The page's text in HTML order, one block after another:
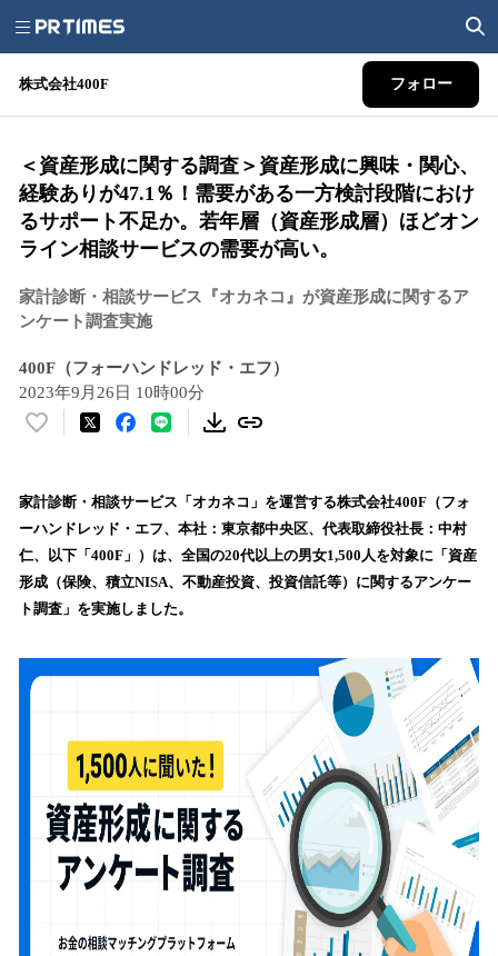
株式会社400F フォロー
＜資産形成に関する調査＞資産形成に興味・関心、
経験ありが47.1％！需要がある一方検討段階におけ
るサポート不足か。若年層（資産形成層）ほどオン
ライン相談サービスの需要が高い。
家計診断・相談サービス『オカネコ』が資産形成に関するア
ンケート調査実施
400F（フォーハンドレッド・エフ）
2023年9月26日 10時00分
い
！
数
を
読
み
込
家計診断・相談サービス「オカネコ」を運営する株式会社400F（フォ
ーハンドレッド・エフ、本社：東京都中央区、代表取締役社長：中村
仁、以下「400F」）は、全国の20代以上の男女1,500人を対象に「資産
形成（保険、積立NISA、不動産投資、投資信託等）に関するアンケー
ト調査」を実施しました。